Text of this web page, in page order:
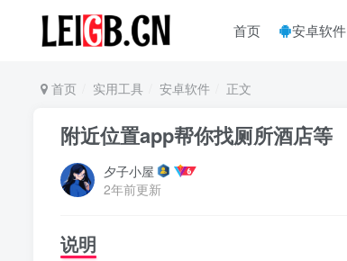
首页 安卓软件
首页 实用工具 安卓软件 正文
附近位置app帮你找厕所酒店等
夕子小屋
2年前更新
说明